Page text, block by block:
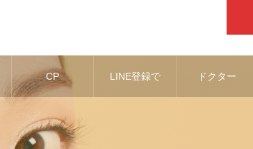
CP LINE登録で ドクター